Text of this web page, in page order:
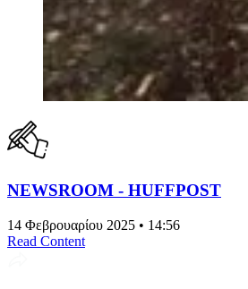
NEWSROOM - HUFFPOST
14 Φεβρουαρίου 2025 • 14:56
Read Content